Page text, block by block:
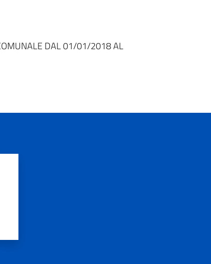
DAL 01/01/2018 AL